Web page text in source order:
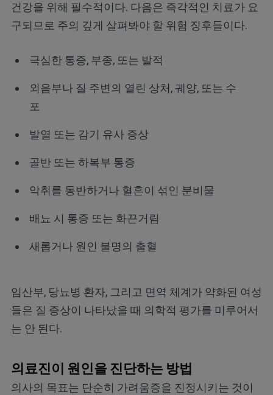
건강을 위해 필수적이다. 다음은 즉각적인 치료가 요
구되므로 주의 깊게 살펴봐야 할 위험 징후들이다.
극심한 통증, 부종, 또는 발적
외음부나 질 주변의 열린 상처, 궤양, 또는 수
포
발열 또는 감기 유사 증상
골반 또는 하복부 통증
악취를 동반하거나 혈흔이 섞인 분비물
배뇨 시 통증 또는 화끈거림
새롭거나 원인 불명의 출혈
임산부, 당뇨병 환자, 그리고 면역 체계가 약화된 여성
들은 질 증상이 나타났을 때 의학적 평가를 미루어서
는 안 된다.
의료진이 원인을 진단하는 방법
의사의 목표는 단순히 가려움증을 진정시키는 것이